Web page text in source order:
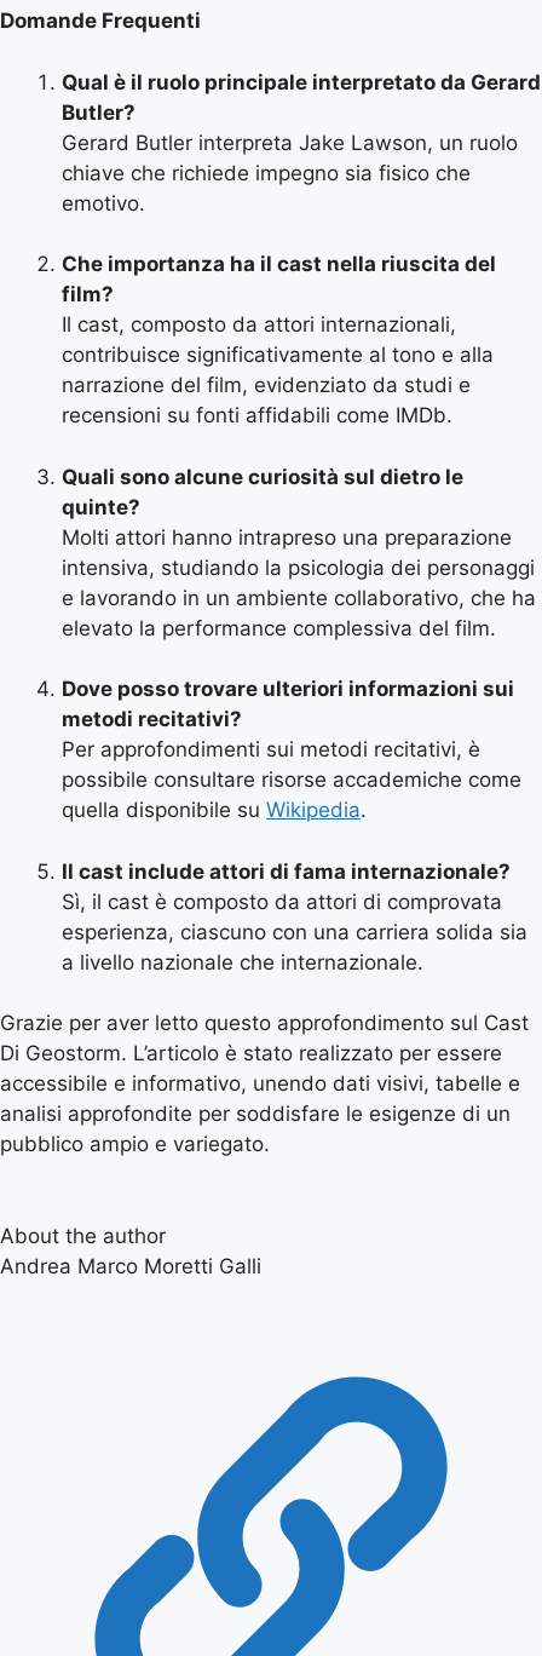
Domande Frequenti
Qual è il ruolo principale interpretato da Gerard
Butler?
Gerard Butler interpreta Jake Lawson, un ruolo
chiave che richiede impegno sia fisico che
emotivo.
Che importanza ha il cast nella riuscita del
film?
Il cast, composto da attori internazionali,
contribuisce significativamente al tono e alla
narrazione del film, evidenziato da studi e
recensioni su fonti affidabili come IMDb.
Quali sono alcune curiosità sul dietro le
quinte?
Molti attori hanno intrapreso una preparazione
intensiva, studiando la psicologia dei personaggi
e lavorando in un ambiente collaborativo, che ha
elevato la performance complessiva del film.
Dove posso trovare ulteriori informazioni sui
metodi recitativi?
Per approfondimenti sui metodi recitativi, è
possibile consultare risorse accademiche come
quella disponibile su Wikipedia.
Il cast include attori di fama internazionale?
Sì, il cast è composto da attori di comprovata
esperienza, ciascuno con una carriera solida sia
a livello nazionale che internazionale.
Grazie per aver letto questo approfondimento sul Cast
Di Geostorm. L’articolo è stato realizzato per essere
accessibile e informativo, unendo dati visivi, tabelle e
analisi approfondite per soddisfare le esigenze di un
pubblico ampio e variegato.
About the author
Andrea Marco Moretti Galli